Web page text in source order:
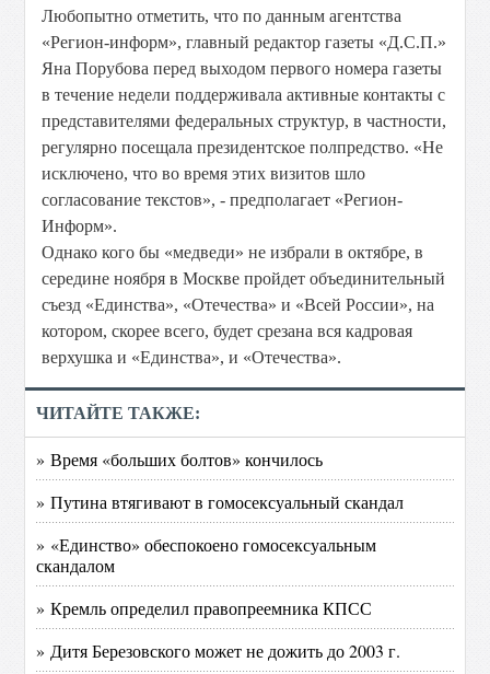
Любопытно отметить, что по данным агентства
«Регион-информ», главный редактор газеты «Д.С.П.»
Яна Порубова перед выходом первого номера газеты
в течение недели поддерживала активные контакты с
представителями федеральных структур, в частности,
регулярно посещала президентское полпредство. «Не
исключено, что во время этих визитов шло
согласование текстов», - предполагает «Регион-
Информ».
Однако кого бы «медведи» не избрали в октябре, в
середине ноября в Москве пройдет объединительный
съезд «Единства», «Отечества» и «Всей России», на
котором, скорее всего, будет срезана вся кадровая
верхушка и «Единства», и «Отечества».
ЧИТАЙТЕ ТАКЖЕ:
» Время «больших болтов» кончилось
» Путина втягивают в гомосексуальный скандал
» «Единство» обеспокоено гомосексуальным
скандалом
» Кремль определил правопреемника КПСС
» Дитя Березовского может не дожить до 2003 г.